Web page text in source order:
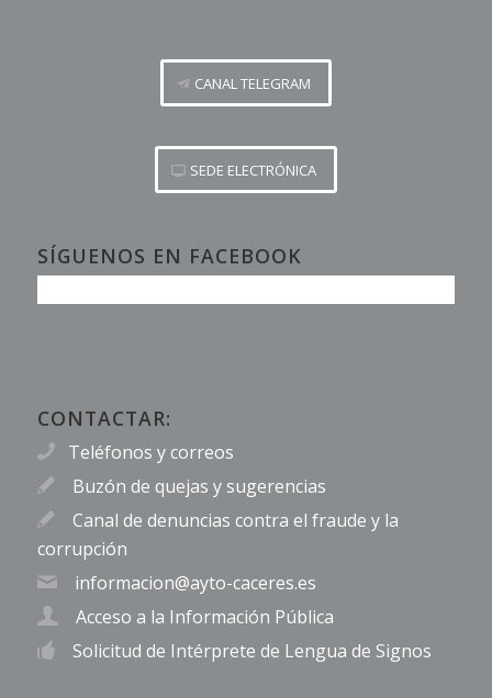
CANAL TELEGRAM
SEDE ELECTRÓNICA
SÍGUENOS EN FACEBOOK
CONTACTAR:
Teléfonos y correos
Buzón de quejas y sugerencias
Canal de denuncias contra el fraude y la
corrupción
informacion@ayto-caceres.es
Acceso a la Información Pública
Solicitud de Intérprete de Lengua de Signos